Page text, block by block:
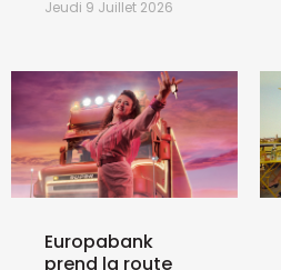
Jeudi 9 Juillet 2026
Europabank
prend la route